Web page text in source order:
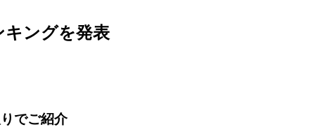
ングを発表
でご紹介